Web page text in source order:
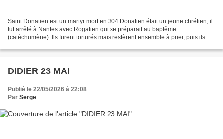
Saint Donatien est un martyr mort en 304 Donatien était un jeune chrétien, il
fut arrêté à Nantes avec Rogatien qui se préparait au baptême
(catéchumène). Ils furent torturés mais restèrent ensemble à prier, puis ils
DIDIER 23 MAI
Publié le 22/05/2026 à 22:08
Par Serge